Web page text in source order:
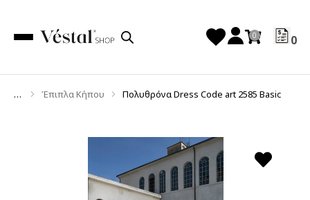
0
You are here:
Έπιπλα Κήπου Πολυθρόνα Dress Code art 2585 Basic